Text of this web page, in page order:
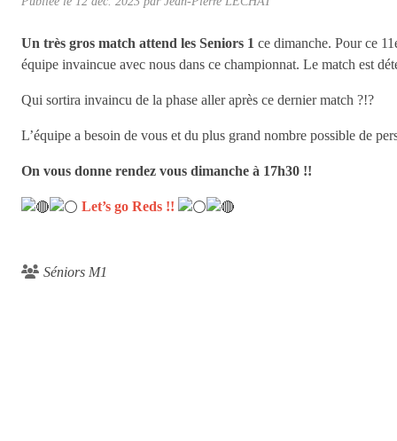
Un très gros match attend les Seniors 1 ce dimanche. Pour ce
équipe invaincue avec nous dans ce championnat. Le match est
Qui sortira invaincu de la phase aller après ce dernier match ?!?
L’équipe a besoin de vous et du plus grand nombre possible de
On vous donne rendez vous dimanche à 17h30 !!
Let’s go Reds !!
Séniors M1